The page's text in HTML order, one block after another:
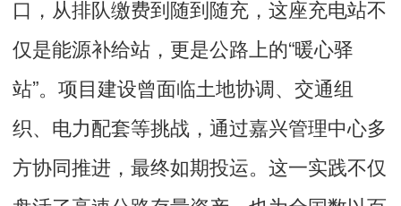
口，从排队缴费到随到随充，这座充电站不
仅是能源补给站，更是公路上的“暖心驿
站”。项目建设曾面临土地协调、交通组
织、电力配套等挑战，通过嘉兴管理中心多
方协同推进，最终如期投运。这一实践不仅